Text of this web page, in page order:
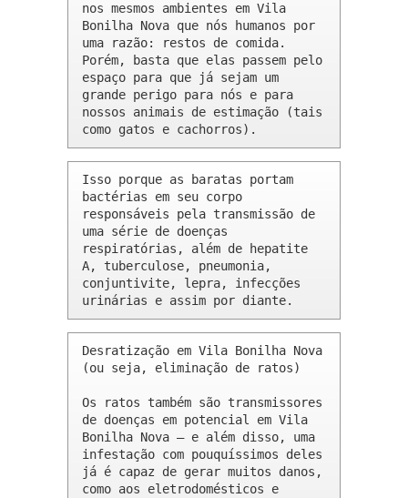
nos mesmos ambientes em Vila
Bonilha Nova que nós humanos por
uma razão: restos de comida.
Porém, basta que elas passem pelo
espaço para que já sejam um
grande perigo para nós e para
nossos animais de estimação (tais
como gatos e cachorros).
Isso porque as baratas portam
bactérias em seu corpo
responsáveis pela transmissão de
uma série de doenças
respiratórias, além de hepatite
A, tuberculose, pneumonia,
conjuntivite, lepra, infecções
urinárias e assim por diante.
Desratização em Vila Bonilha Nova
(ou seja, eliminação de ratos)
Os ratos também são transmissores
de doenças em potencial em Vila
Bonilha Nova – e além disso, uma
infestação com pouquíssimos deles
já é capaz de gerar muitos danos,
como aos eletrodomésticos e